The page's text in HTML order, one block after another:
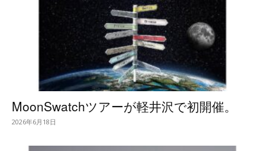
MoonSwatchツアーが軽井沢で初開催。
2026年6月18日